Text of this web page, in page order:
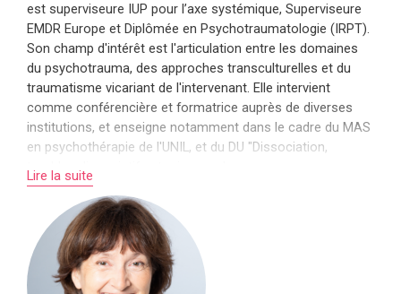
est superviseure IUP pour l’axe systémique, Superviseure
EMDR Europe et Diplômée en Psychotraumatologie (IRPT).
Son champ d'intérêt est l'articulation entre les domaines
du psychotrauma, des approches transculturelles et du
traumatisme vicariant de l'intervenant. Elle intervient
comme conférencière et formatrice auprès de diverses
institutions, et enseigne notamment dans le cadre du MAS
en psychothérapie de l'UNIL, et du DU "Dissociation,
troubles dissociatifs et prise en charge
psychothérapeutique" (AFTD, EPPP et Université de Metz).
Elle est membre du comité directeur de l’Association
Francophone du Trauma et de la Dissociation
(www.aftd.eu).
En savoir plus sur Sandra Mazaira
Lire la suite